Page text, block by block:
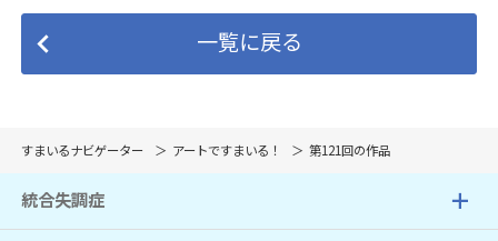
一覧に戻る
すまいるナビゲーター アートですまいる！ 第121回の作品
統合失調症